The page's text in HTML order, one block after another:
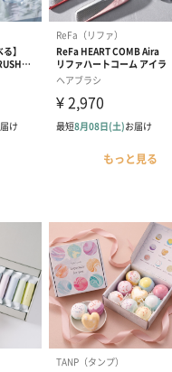
もっと見る